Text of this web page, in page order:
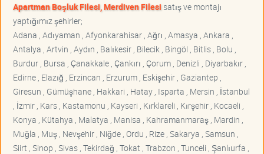
Apartman Boşluk Filesi, Merdiven Filesisatış ve montajı
yaptığımız şehirler;
Adana , Adıyaman , Afyonkarahisar , Ağrı , Amasya , Ankara ,
Antalya , Artvin , Aydın , Balıkesir , Bilecik , Bingöl , Bitlis , Bolu ,
Burdur , Bursa , Çanakkale , Çankırı , Çorum , Denizli , Diyarbakır ,
Edirne , Elazığ , Erzincan , Erzurum , Eskişehir , Gaziantep ,
Giresun , Gümüşhane , Hakkari , Hatay , Isparta , Mersin , İstanbul
, İzmir , Kars , Kastamonu , Kayseri , Kırklareli , Kırşehir , Kocaeli ,
Konya , Kütahya , Malatya , Manisa , Kahramanmaraş , Mardin ,
Muğla , Muş , Nevşehir , Niğde , Ordu , Rize , Sakarya , Samsun ,
Siirt , Sinop , Sivas , Tekirdağ , Tokat , Trabzon , Tunceli , Şanlıurfa ,